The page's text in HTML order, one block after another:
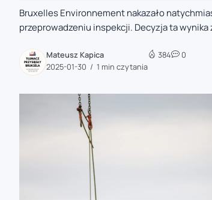
zaobserwuj nas
zaobserwuj nas
zaobserwuj nas
Bruxelles Environnement nakazało
przeprowadzeniu inspekcji. Decyzja ta
Mateusz Kapica
2025-01-30
1 min czytania
384 0